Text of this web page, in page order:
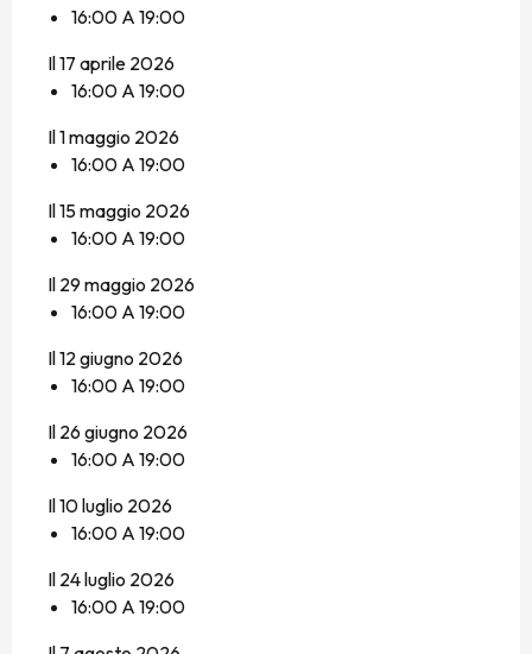
16:00 A 19:00
Il 17 aprile 2026
16:00 A 19:00
Il 1 maggio 2026
16:00 A 19:00
Il 15 maggio 2026
16:00 A 19:00
Il 29 maggio 2026
16:00 A 19:00
Il 12 giugno 2026
16:00 A 19:00
Il 26 giugno 2026
16:00 A 19:00
Il 10 luglio 2026
16:00 A 19:00
Il 24 luglio 2026
16:00 A 19:00